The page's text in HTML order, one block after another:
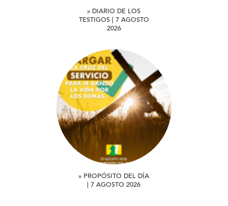
» DIARIO DE LOS
TESTIGOS | 7 AGOSTO
2026
» PROPÓSITO DEL DÍA
| 7 AGOSTO 2026